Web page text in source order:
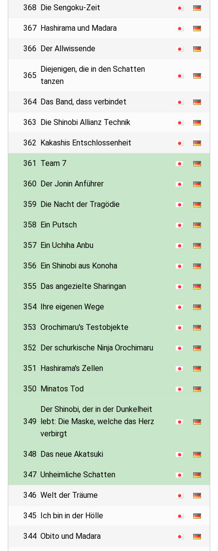
368 Die Sengoku-Zeit
367 Hashirama und Madara
366 Der Allwissende
365
Diejenigen, die in den Schatten
tanzen
364 Das Band, dass verbindet
363 Die Shinobi Allianz Technik
362 Kakashis Entschlossenheit
361 Team 7
360 Der Jonin Anführer
359 Die Nacht der Tragödie
358 Ein Putsch
357 Ein Uchiha Anbu
356 Ein Shinobi aus Konoha
355 Das angezielte Sharingan
354 Ihre eigenen Wege
353 Orochimaru's Testobjekte
352 Der schurkische Ninja Orochimaru
351 Hashirama's Zellen
350 Minatos Tod
349
Der Shinobi, der in der Dunkelheit
lebt: Die Maske, welche das Herz
verbirgt
348 Das neue Akatsuki
347 Unheimliche Schatten
346 Welt der Träume
345 Ich bin in der Hölle
344 Obito und Madara